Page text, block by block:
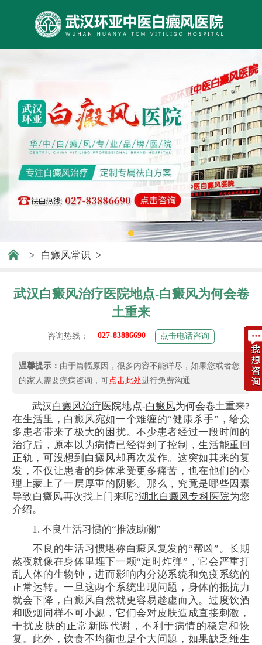
> 白癜风常识 >
武汉白癜风治疗医院地点-白癜风为何会卷
土重来
咨询热线： 027-83886690 点击电话咨询
温馨提示： 由于篇幅原因，很多内容不能详尽，如果您或者您
的家人需要疾病咨询，可点击此处进行免费沟通
武汉白癜风治疗 医院地点-白癜风为何会卷土重来?
在生活里，白癜风宛如一个难缠的“健康杀手”，给众
多患者带来了极大的困扰。不少患者经过一段时间的
治疗后，原本以为病情已经得到了控制，生活能重回
正轨，可没想到白癜风却再次发作。这突如其来的复
发，不仅让患者的身体承受更多痛苦，也在他们的心
理上蒙上了一层厚重的阴影。那么，究竟是哪些因素
导致白癜风再次找上门来呢?湖北白癜风专科医院为您
介绍。
1. 不良生活习惯的“推波助澜”
不良的生活习惯堪称白癜风复发的“帮凶”。长期
熬夜就像在身体里埋下一颗“定时炸弹”，它会严重打
乱人体的生物钟，进而影响内分泌系统和免疫系统的
正常运转。一旦这两个系统出现问题，身体的抵抗力
就会下降，白癜风自然就更容易趁虚而入。过度饮酒
和吸烟同样不可小觑，它们会对皮肤造成直接刺激，
干扰皮肤的正常新陈代谢，不利于病情的稳定和恢
复。此外，饮食不均衡也是个大问题，如果缺乏维生